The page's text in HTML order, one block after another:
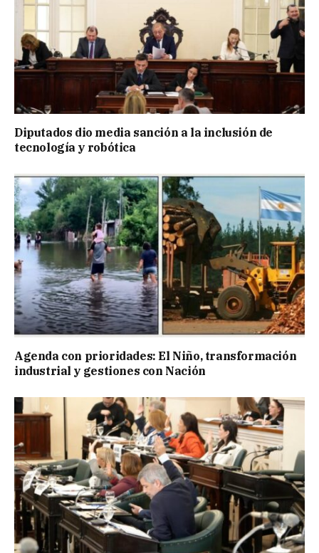
Diputados dio media sanción a la inclusión de
tecnología y robótica
Agenda con prioridades: El Niño, transformación
industrial y gestiones con Nación